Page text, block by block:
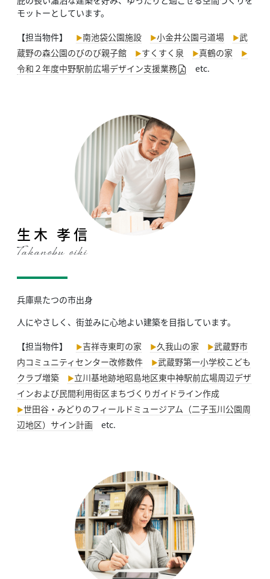
モットーとしています。
【担当物件】
南池袋公園施設 小金井公園弓道場
武
蔵野の森公園のびのび親子館
すくすく泉
真鶴の家
令和２年度中野駅前広場デザイン支援業務
etc.
生木 孝信
Takanobu oiki
兵庫県たつの市出身
人にやさしく、街並みに心地よい建築を目指しています。
【担当物件】
吉祥寺東町の家 久我山の家
武蔵野市
内コミュニティセンター改修数件
武蔵野第一小学校こども
クラブ増築
立川基地跡地昭島地区東中神駅前広場周辺デザ
インおよび民間利用街区まちづくりガイドライン作成
世田谷・みどりのフィールドミュージアム（二子玉川公園周
辺地区）サイン計画 etc.